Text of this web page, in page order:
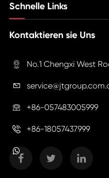
Schnelle Links
Kontaktieren sie Uns
 No.1 Chengxi West

 +86-057483005999
 +86-18057437999